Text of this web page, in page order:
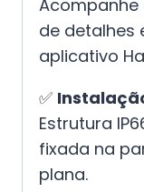
Acompanhe
de detalhes
aplicativo
✅
Estrutura
fixada na
plana.